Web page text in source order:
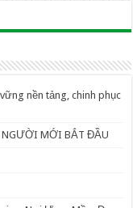
nền tảng, chinh phục
NGƯỜI MỚI BẮT ĐẦU